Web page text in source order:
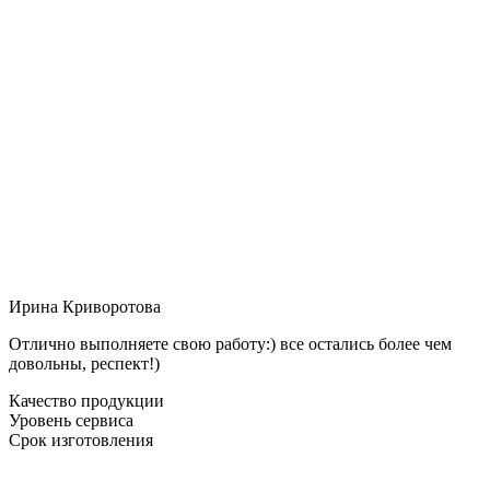
Ирина Криворотова
Отлично выполняете свою работу:) все остались более чем
довольны, респект!)
Качество продукции
Уровень сервиса
Срок изготовления